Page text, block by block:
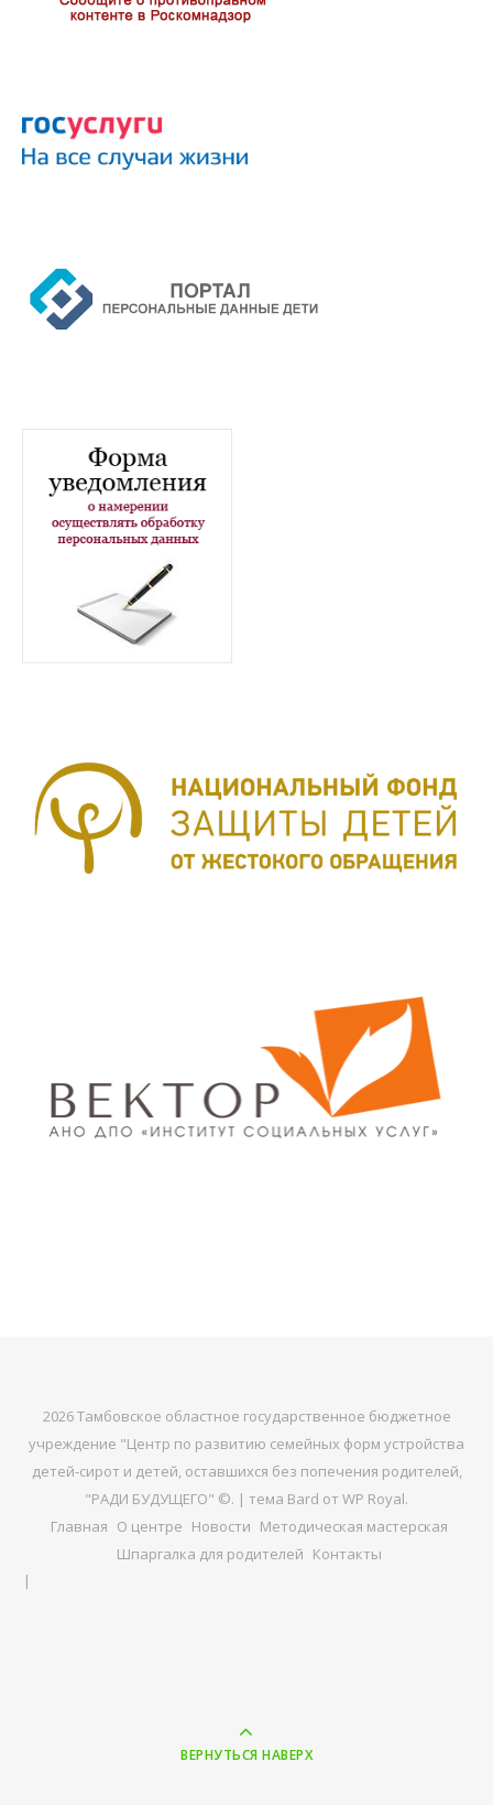
2026 Тамбовское областное государственное бюджетное
учреждение "Центр по развитию семейных форм устройства
детей-сирот и детей, оставшихся без попечения родителей,
"РАДИ БУДУЩЕГО" ©. | тема Bard от WP Royal.
Главная О центре Новости Методическая мастерская
Шпаргалка для родителей Контакты
ВЕРНУТЬСЯ НАВЕРХ